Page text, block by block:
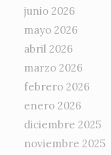
junio 2026
mayo 2026
abril 2026
marzo 2026
febrero 2026
enero 2026
diciembre 2025
noviembre 2025